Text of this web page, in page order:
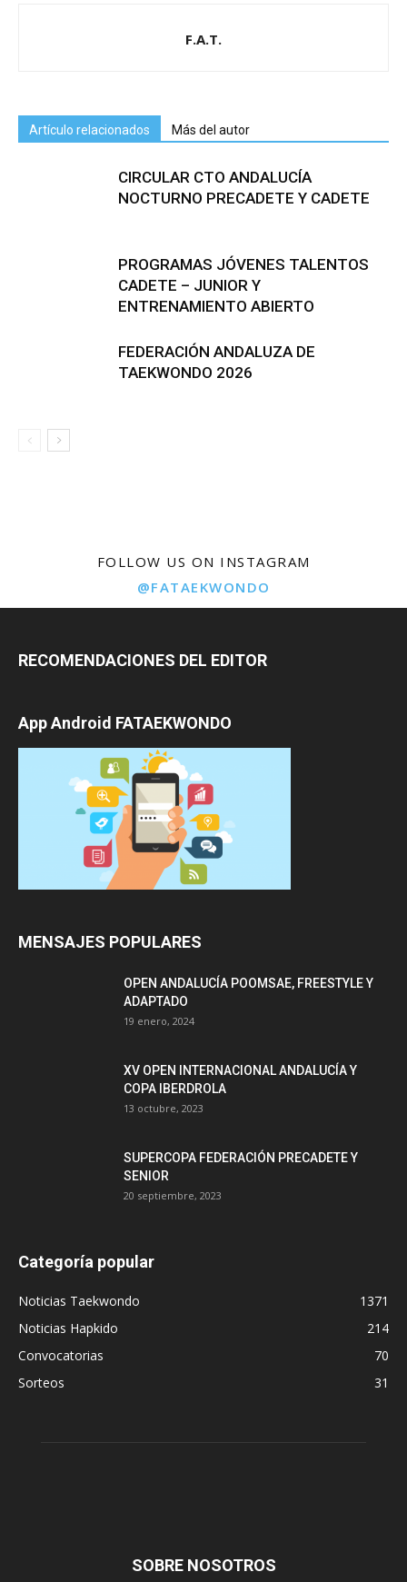
F.A.T.
Artículo relacionados Más del autor
CIRCULAR CTO ANDALUCÍA
NOCTURNO PRECADETE Y CADETE
PROGRAMAS JÓVENES TALENTOS
CADETE – JUNIOR Y
ENTRENAMIENTO ABIERTO
FEDERACIÓN ANDALUZA DE
TAEKWONDO 2026
FOLLOW US ON INSTAGRAM
@FATAEKWONDO
RECOMENDACIONES DEL EDITOR
App Android FATAEKWONDO
MENSAJES POPULARES
OPEN ANDALUCÍA POOMSAE, FREESTYLE Y
ADAPTADO
19 enero, 2024
XV OPEN INTERNACIONAL ANDALUCÍA Y
COPA IBERDROLA
13 octubre, 2023
SUPERCOPA FEDERACIÓN PRECADETE Y
SENIOR
20 septiembre, 2023
Categoría popular
Noticias Taekwondo
1371
Noticias Hapkido
214
Convocatorias
70
Sorteos
31
SOBRE NOSOTROS